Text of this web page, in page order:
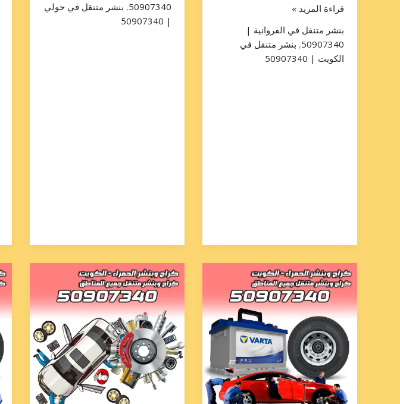
قراءة المزيد »
بنشر متنقل في الفروانية |
50907340
, بنشر متنقل في
الكويت | 50907340
50907340
, بنشر متنقل في حولي
| 50907340
بنشر
تبديل
العاصمة
50907340
تبديل
تاير
مبارك
الكبير
50907340